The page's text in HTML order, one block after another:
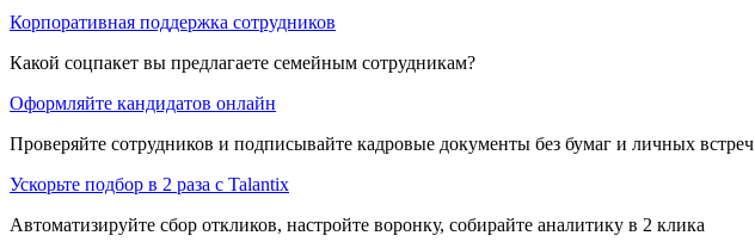
Корпоративная поддержка сотрудников
Какой соцпакет вы предлагаете семейным сотрудникам?
Оформляйте кандидатов онлайн
Проверяйте сотрудников и подписывайте кадровые документы без бумаг и личных встреч
Ускорьте подбор в 2 раза с Talantix
Автоматизируйте сбор откликов, настройте воронку, собирайте аналитику в 2 клика